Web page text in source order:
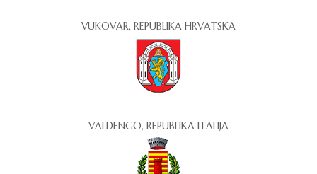
VUKOVAR, REPUBLIKA HRVATSKA
VALDENGO, REPUBLIKA ITALIJA